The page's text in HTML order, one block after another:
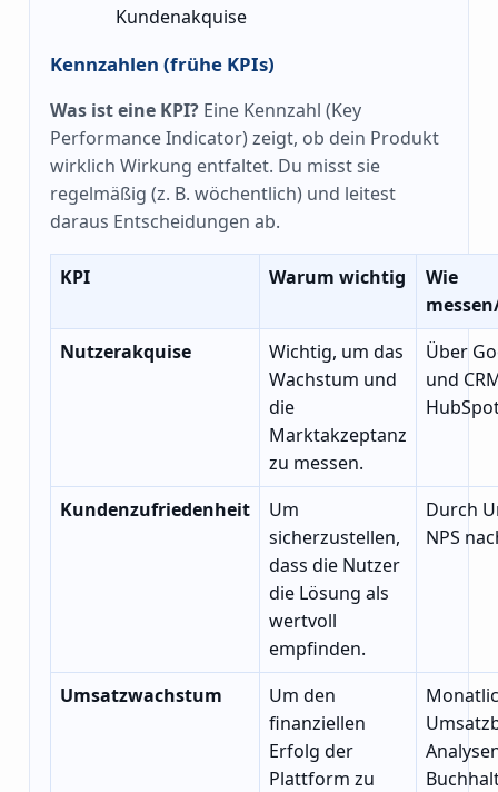
Kundenakquise
Kennzahlen (frühe KPIs)
Was ist eine KPI? Eine Kennzahl (Key
Performance Indicator) zeigt, ob dein Produkt
wirklich Wirkung entfaltet. Du misst sie
regelmäßig (z. B. wöchentlich) und leitest
daraus Entscheidungen ab.
KPI Warum wichtig
Wie
Nutzerakquise
Wichtig, um das
Wachstum und
die
Marktakzeptanz
zu messen.
Über
und
Kundenzufriedenheit
Um
sicherzustellen,
dass die Nutzer
die Lösung als
wertvoll
empfinden.
Durch
NPS
Umsatzwachstum
Um den
finanziellen
Erfolg der
Plattform zu